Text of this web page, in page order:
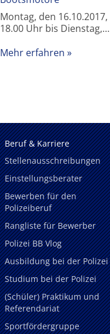
Montag, den 16.10.2017,
18.00 Uhr bis Dienstag,…
Mehr erfahren
Beruf & Karriere
Stellenausschreibungen
Einstellungsberater
Bewerben für den
Polizeiberuf
Rangliste für Bewerber
Polizei BB Vlog
Ausbildung bei der Polizei
Studium bei der Polizei
(Schüler) Praktikum und
Referendariat
Sportfördergruppe